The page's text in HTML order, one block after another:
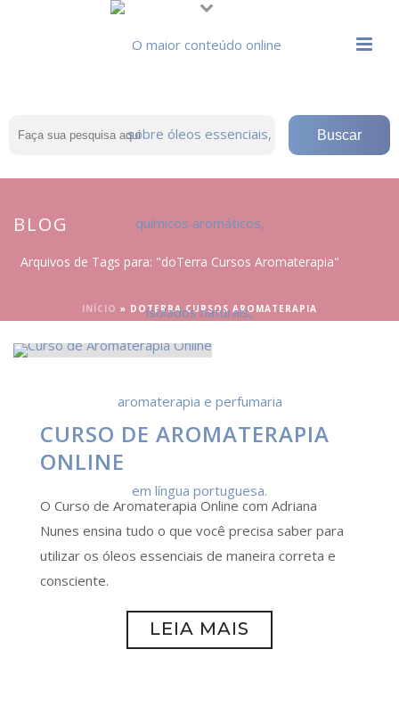
BLOG
Arquivos de Tags para: "doTerra Cursos Aromaterapia"
INÍCIO » DOTERRA CURSOS AROMATERAPIA
CURSO DE AROMATERAPIA
ONLINE
O Curso de Aromaterapia Online com Adriana
Nunes ensina tudo o que você precisa saber para
utilizar os óleos essenciais de maneira correta e
consciente.
LEIA MAIS